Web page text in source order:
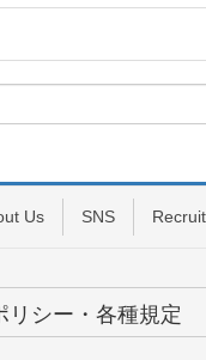
Us SNS
リシー・各種規定